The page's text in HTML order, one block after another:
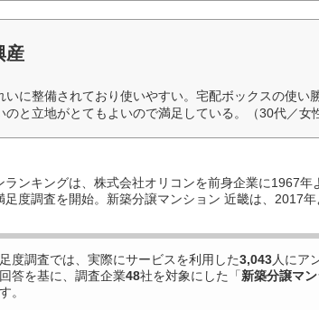
産
いに整備されており使いやすい。宅配ボックスの使い
のと立地がとてもよいので満足している。（30代／女
ランキングは、株式会社オリコンを前身企業に1967年
足度調査を開始。新築分譲マンション 近畿は、2017
度調査では、実際にサービスを利用した3,043人にア
答を基に、調査企業48社を対象にした「新築分譲マ
。